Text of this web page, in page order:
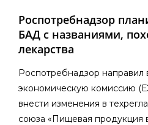
Роспотребнадзор
БАД с названиями,
лекарства
Роспотребнадзор направил
экономическую комиссию
внести изменения в
союза «Пищевая продукция